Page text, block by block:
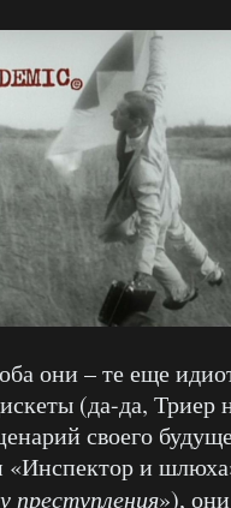
они – те еще
(да-да, Триер
своего
«Инспектор и
преступления»),